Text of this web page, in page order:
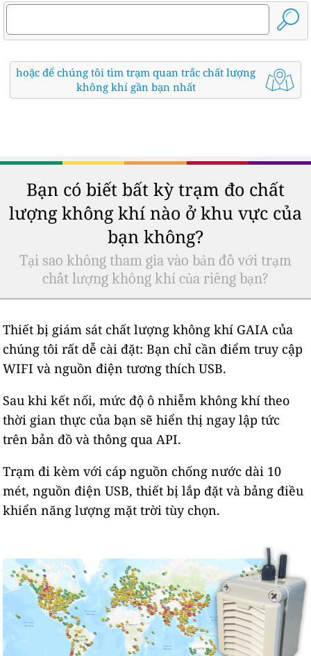
hoặc để chúng tôi tìm trạm quan trắc chất lượng
không khí gần bạn nhất
Bạn có biết bất kỳ trạm đo chất
lượng không khí nào ở khu vực của
bạn không?
Tại sao không tham gia vào bản đồ với trạm
chất lượng không khí của riêng bạn?
Thiết bị giám sát chất lượng không khí GAIA của
chúng tôi rất dễ cài đặt: Bạn chỉ cần điểm truy cập
WIFI và nguồn điện tương thích USB.
Sau khi kết nối, mức độ ô nhiễm không khí theo
thời gian thực của bạn sẽ hiển thị ngay lập tức
trên bản đồ và thông qua API.
Trạm đi kèm với cáp nguồn chống nước dài 10
mét, nguồn điện USB, thiết bị lắp đặt và bảng điều
khiển năng lượng mặt trời tùy chọn.